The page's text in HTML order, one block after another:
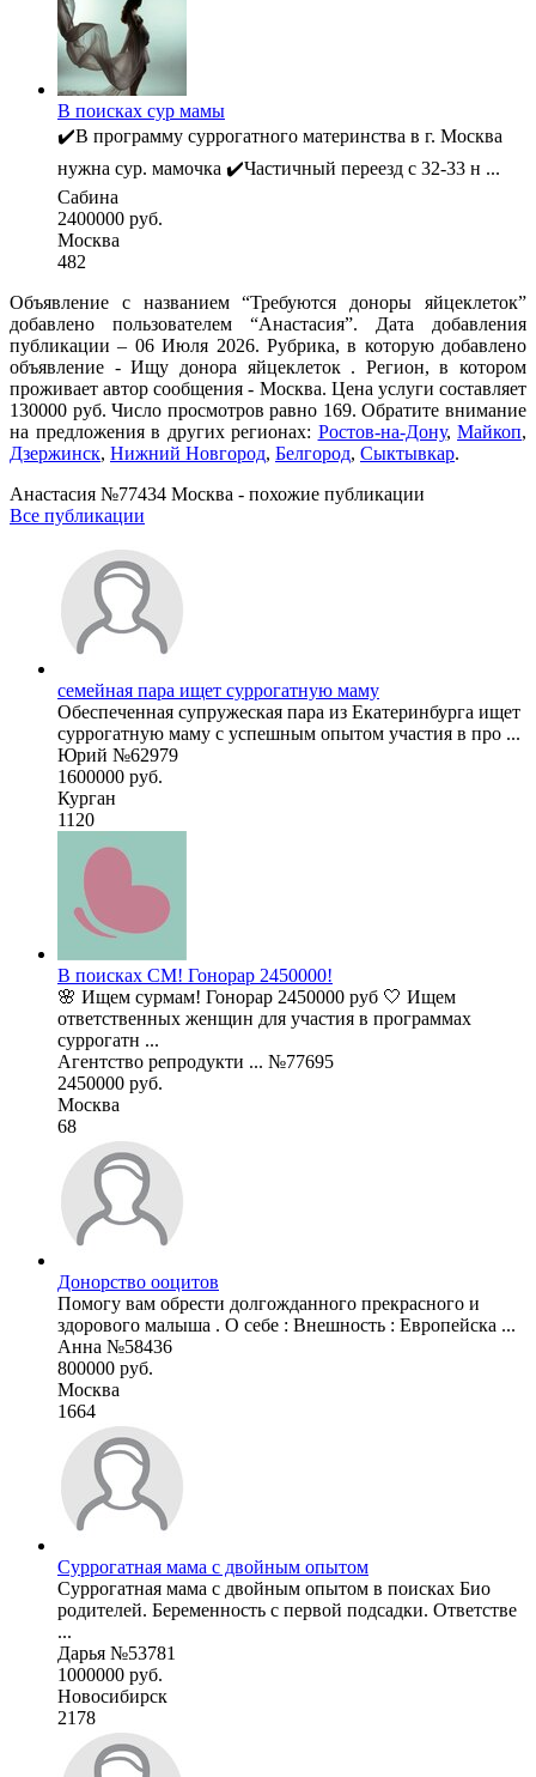
В поисках сур мамы
✔️В программу суррогатного материнства в г. Москва
нужна сур. мамочка ✔️Частичный переезд с 32-33 н ...
Сабина
2400000 руб.
Москва
482
Объявление с названием “Требуются доноры яйцеклеток”
добавлено пользователем “Анастасия”. Дата добавления
публикации – 06 Июля 2026. Рубрика, в которую добавлено
объявление - Ищу донора яйцеклеток . Регион, в котором
проживает автор сообщения - Москва. Цена услуги составляет
130000 руб. Число просмотров равно 169. Обратите внимание
на предложения в других регионах: Ростов-на-Дону, Майкоп,
Дзержинск, Нижний Новгород, Белгород, Сыктывкар.
Анастасия №77434 Москва - похожие публикации
Все публикации
семейная пара ищет суррогатную маму
Обеспеченная супружеская пара из Екатеринбурга ищет
суррогатную маму с успешным опытом участия в про ...
Юрий №62979
1600000 руб.
Курган
1120
В поисках СМ! Гонорар 2450000!
🌸 Ищем сурмам! Гонорар 2450000 руб 🤍 Ищем
ответственных женщин для участия в программах
суррогатн ...
Агентство репродукти ... №77695
2450000 руб.
Москва
68
Донорство ооцитов
Помогу вам обрести долгожданного прекрасного и
здорового малыша . О себе : Внешность : Европейска ...
Анна №58436
800000 руб.
Москва
1664
Суррогатная мама с двойным опытом
Суррогатная мама с двойным опытом в поисках Био
родителей. Беременность с первой подсадки. Ответстве
...
Дарья №53781
1000000 руб.
Новосибирск
2178